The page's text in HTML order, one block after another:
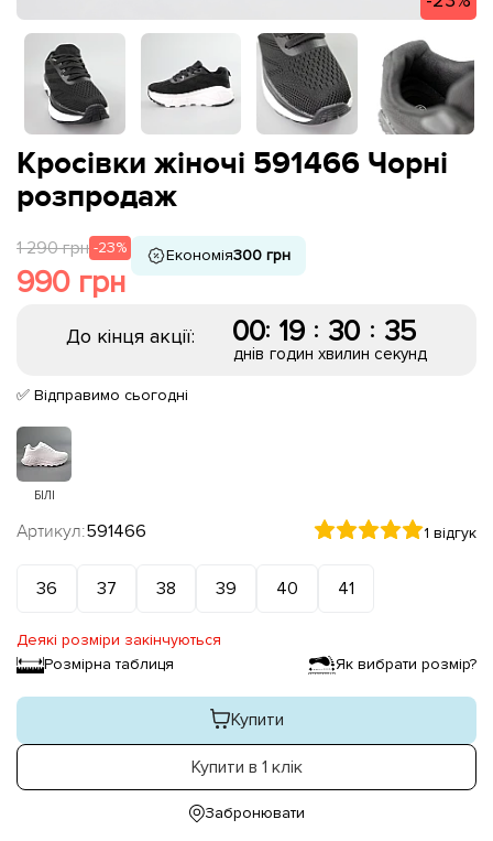
Кросівки жіночі 591466 Чорні
розпродаж
1 290 грн -23%
990 грн
Економія300 грн
До кінця акції: 00
днів
: 19
годин
: 30
хвилин
: 34
секунд
✅ Відправимо сьогодні
БІЛІ
Артикул:591466 1 відгук
36 37 38 39 40 41
Деякі розміри закінчуються
Розмірна таблиця
Як вибрати розмір?
Купити
Купити в 1 клік
Забронювати